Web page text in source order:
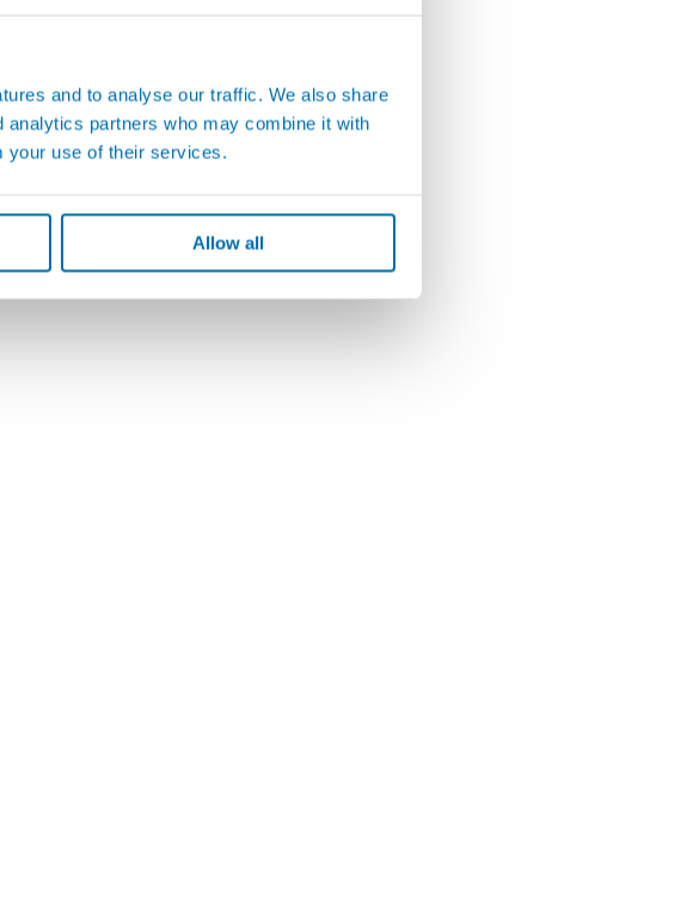
and to analyse our traffic. We also share
partners who may combine it with
your use of their services.
Allow all
de Transmisión por
de Mecanizado